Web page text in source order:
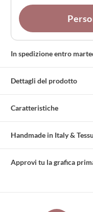
custodisce il ricordo
In spedizione entro
Dettagli del prodotto
Caratteristiche
Handmade in Italy &
Approvi tu la grafica